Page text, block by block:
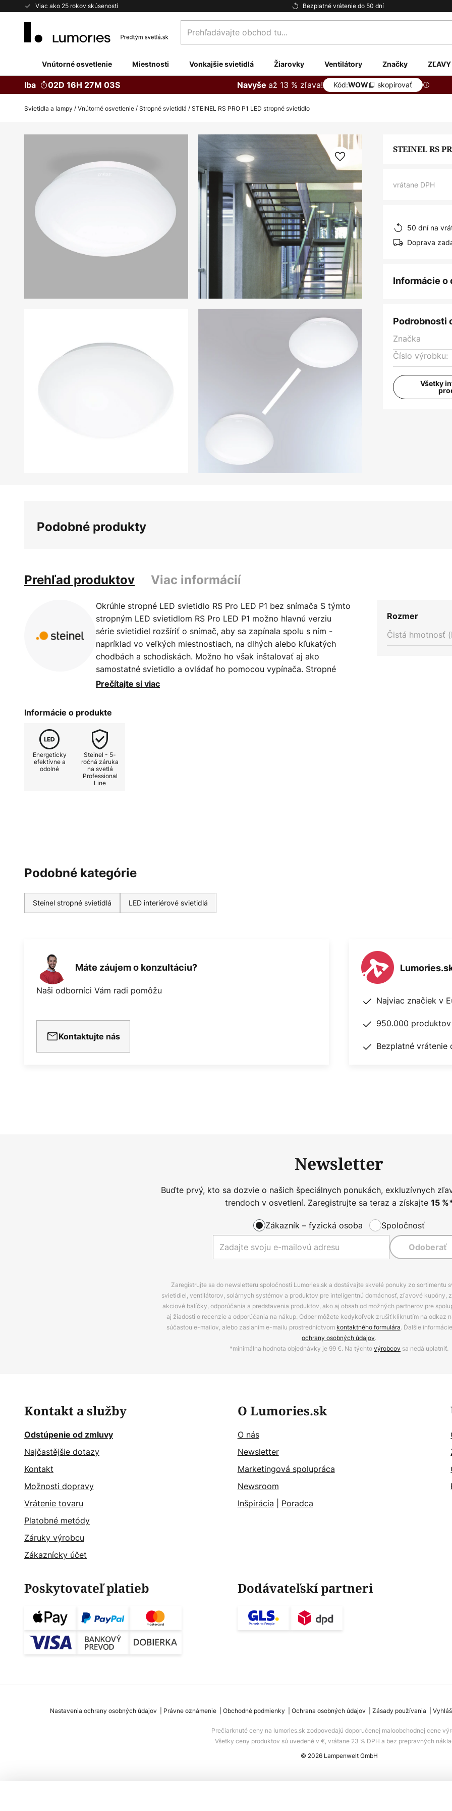
Viac ako 25 rokov skúseností Bezplatné vrátenie do 50 dní
Skip
Prehľadávajte
obchod
Vnútorné osvetlenie Miestnosti Vonkajšie svietidlá Žiarovky Ventilátory Značky ZĽAVY
Iba 02D 16H 27M 02S Navyše až 13 % zľava! Kód:WOW skopírovať
Svietidla a lampy Vnútorné osvetlenie Stropné svietidlá STEINEL RS PRO P1 LED stropné svietidlo
obrázkov
obrázkov
STEINEL RS
vrátane DPH
50 dní na
Doprava
Informácie o
Podrobnosti
Značka
Číslo výrobku:
Všetky
Podobné produkty
Prehľad produktov Viac informácií
Okrúhle stropné LED svietidlo RS Pro LED P1 bez snímača S týmto
stropným LED svietidlom RS Pro LED P1 možno hlavnú verziu
série svietidiel rozšíriť o snímač, aby sa zapínala spolu s ním -
napríklad vo veľkých miestnostiach, na dlhých alebo kľukatých
chodbách a schodiskách. Možno ho však inštalovať aj ako
samostatné svietidlo a ovládať ho pomocou vypínača. Stropné
LED svietidlo RS Pro LED P1 je vyrobené z plastu odolného proti
ho inštalovať pri teplotách okolia od -10 do +40 °C. - Odolnosť
proti nárazu: IK03
Prečítajte si viac
Informácie o produkte
Energeticky
efektívne a
odolné
Steinel - 5-
ročná záruka
na svetlá
Professional
Line
Rozmer
Čistá hmotnosť
Podobné kategórie
Steinel stropné svietidlá LED interiérové svietidlá
Máte záujem o konzultáciu?
Naši odborníci Vám radi pomôžu
Kontaktujte nás
Najviac značiek v
950.000
Bezplatné vrátenie
Newsletter
Buďte prvý, kto sa dozvie o našich špeciálnych ponukách, exkluzívnych
trendoch v osvetlení. Zaregistrujte sa teraz a získajte 15
Zákazník – fyzická osoba Spoločnosť
Odoberať
Zaregistrujte sa do newsletteru spoločnosti Lumories.sk a dostávajte skvelé ponuky zo sortimentu
svietidiel, ventilátorov, solárnych systémov a produktov pre inteligentnú domácnosť, zľavové kupóny,
akciové balíčky, odporúčania a predstavenia produktov, ako aj obsah od možných partnerov pre
aj žiadosti o recenzie a odporúčania na nákup. Odber môžete kedykoľvek zrušiť kliknutím na odkaz
súčasťou e-mailov, alebo zaslaním e-mailu prostredníctvom kontaktného formulára. Ďalšie
ochrany osobných údajov.
*minimálna hodnota objednávky je 99 €. Na týchtovýrobcov sa nedá uplatniť.
Kontakt a služby
Odstúpenie od zmluvy
Najčastějšie dotazy
Kontakt
Možnosti dopravy
Vrátenie tovaru
Platobné metódy
Záruky výrobcu
Zákaznícky účet
O Lumories.sk
O nás
Newsletter
Marketingová spolupráca
Newsroom
Inšpirácia
Poradca
Poskytovateľ platieb Dodávateľskí partneri
Nastavenia ochrany osobných údajov Právne oznámenie Obchodné podmienky Ochrana osobných údajov Zásady používania
Prečiarknuté ceny na lumories.sk zodpovedajú doporučenej maloobchodnej cene
Všetky ceny produktov sú uvedené v €, vrátane 23 % DPH a bez prepravných
© 2026 Lampenwelt GmbH